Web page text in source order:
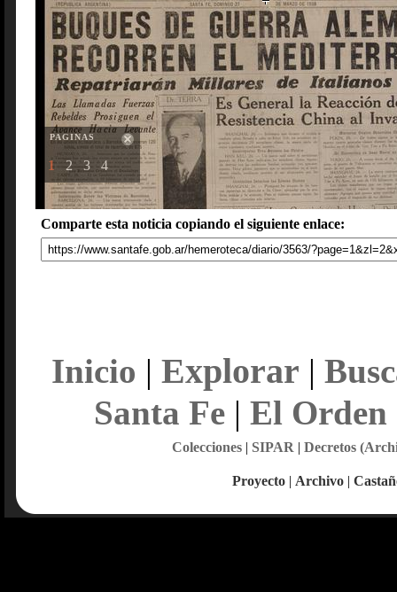
PAGINAS
1 2 3 4
Comparte esta noticia copiando el siguiente enlace:
Inicio | Explorar |
Santa Fe| El Orden
Colecciones| SIPAR | Decretos
Proyecto | Archivo |